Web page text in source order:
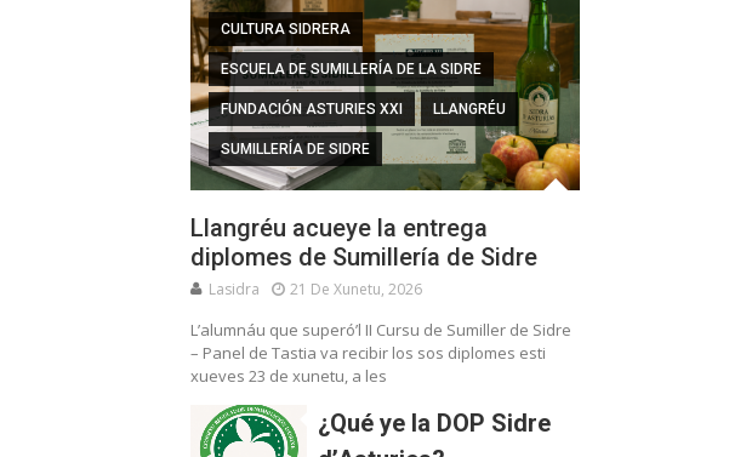
CULTURA SIDRERA
ESCUELA DE SUMILLERÍA DE LA SIDRE
FUNDACIÓN ASTURIES XXI LLANGRÉU
SUMILLERÍA DE SIDRE
Llangréu acueye la entrega
diplomes de Sumillería de Sidre
Lasidra 21 De Xunetu, 2026
L’alumnáu que superó’l II Cursu de Sumiller de Sidre
– Panel de Tastia va recibir los sos diplomes esti
xueves 23 de xunetu, a les
¿Qué ye la DOP Sidre